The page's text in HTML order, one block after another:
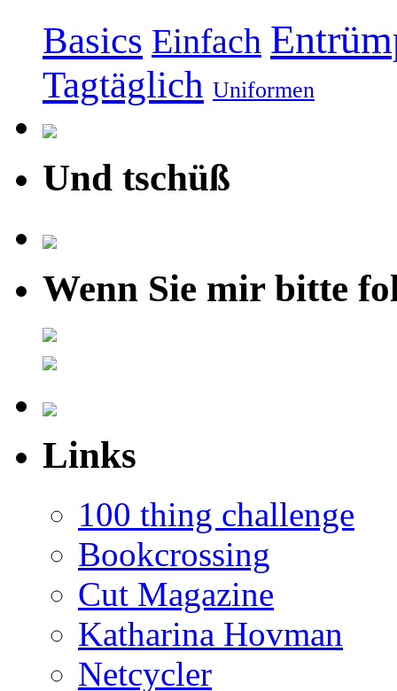
Basics Einfach
Tagtäglich Uniformen
Und tschüß
Wenn Sie mir bitte
Links
100 thing challenge
Bookcrossing
Cut Magazine
Katharina Hovman
Netcycler